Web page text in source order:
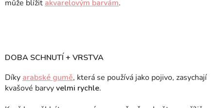
může blížit akvarelovým barvám.
DOBA SCHNUTÍ + VRSTVA
Díky arabské gumě, která se používá jako pojivo, zasychají
kvašové barvyvelmi rychle.